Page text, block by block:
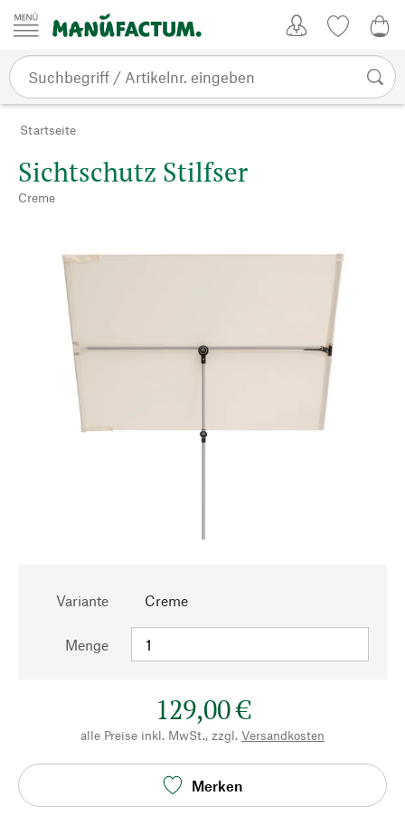
Zum Inhalt springen
Startseite
Sichtschutz Stilfser
Creme
Variante Creme
Menge
129,00 €
alle Preise inkl. MwSt., zzgl. Versandkosten
Merken